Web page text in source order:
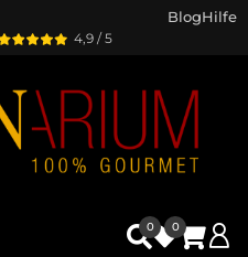
4,9 / 5
BlogHilfe
0 0